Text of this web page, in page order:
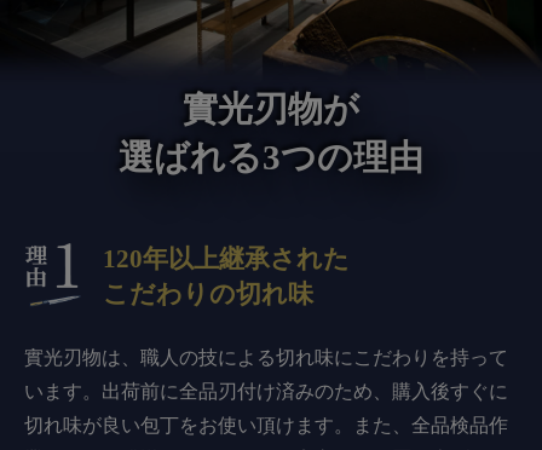
實光刃物が
選ばれる3つの理由
120年以上継承された
こだわりの切れ味
實光刃物は、職人の技による切れ味にこだわりを持って
います。出荷前に全品刃付け済みのため、購入後すぐに
切れ味が良い包丁をお使い頂けます。また、全品検品作